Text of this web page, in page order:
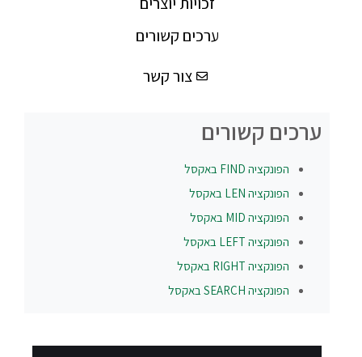
ערכים קשורים
צור קשר
ערכים קשורים
הפונקציה FIND באקסל
הפונקציה LEN באקסל
הפונקציה MID באקסל
הפונקציה LEFT באקסל
הפונקציה RIGHT באקסל
הפונקציה SEARCH באקסל